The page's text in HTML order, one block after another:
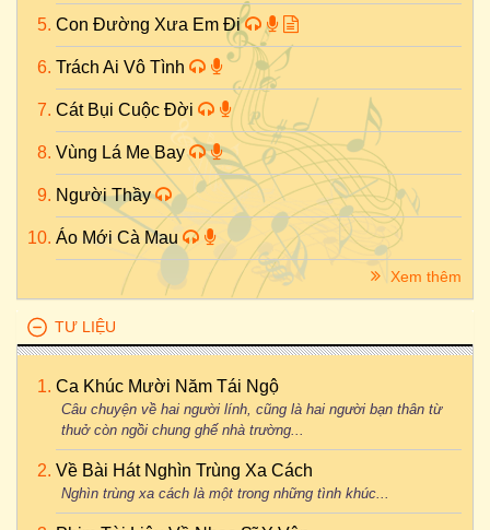
Con Đường Xưa Em Đi
Trách Ai Vô Tình
Cát Bụi Cuộc Đời
Vùng Lá Me Bay
Người Thầy
Áo Mới Cà Mau
Xem thêm
TƯ LIỆU
Ca Khúc Mười Năm Tái Ngộ
Câu chuyện về hai người lính, cũng là hai người bạn thân từ
thuở còn ngồi chung ghế nhà trường...
Về Bài Hát Nghìn Trùng Xa Cách
Nghìn trùng xa cách là một trong những tình khúc...